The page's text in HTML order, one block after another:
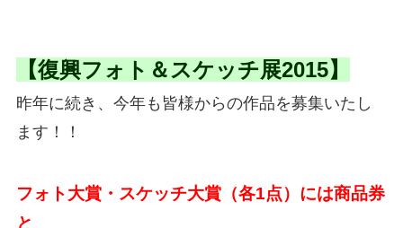
【復興フォト＆スケッチ展2015】
昨年に続き、今年も皆様からの作品を募集いたし
ます！！
フォト大賞・スケッチ大賞（各1点）には商品券
と